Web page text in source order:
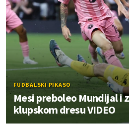
FUDBALSKI PIKASO
Mesi preboleo Mundijal i
klupskom dresu VIDEO